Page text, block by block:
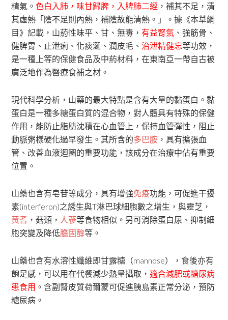
精氣。色白入肺，味甘歸脾，入脾肺二經 ，補其不足，清
其虛熱「陰不足則內熱，補陰故能清熱。」。據《本草綱
目》記載，山葯性味平、甘、無毒， 有益腎氣 、強筋骨、
健脾胃、止泄痢、化痰涎、潤皮毛、 治泄精健忘等功效，
是一種上等的保健食品及中葯材料，在東南亞一帶自古被
廣泛地作為醫療食補之材。
現代科學分析，山藥的最大特點是含有大量的黏蛋白。黏
蛋白是一種多糖蛋白質的混合物，對人體具有特殊的保健
作用，能防止脂肪沈積在心血管上，保持血管彈性，阻止
動脈粥樣硬化過早發生。其所含的多巴胺 ，具有擴張血
管、改善血液迴圈的重要功能，該成分在治療中佔有重要
位置。
山藥也含有皂苷等成分，具有增強免疫功能，可促進干擾
素(interferon)之誘生與T淋巴球細胞數之增生，與靈芝，
黃耆 ，菇類， 人蔘等食物相似。另可消除蛋白尿、抑制細
胞突變及降低膽固醇等。
山藥也含有水溶性纖維即甘露糖（mannose），食後亦有
飽足感，可以用在代餐減少熱量攝取，適合減肥或糖尿病
患食用 。含副腎皮質荷爾蒙可促進胰島素正常分泌，預防
糖尿病。